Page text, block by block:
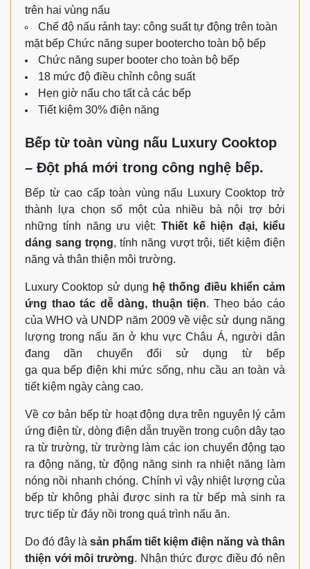
trên hai vùng nấu
Chế độ nấu rảnh tay: công suất tự động trên toàn
mặt bếp Chức năng super bootercho toàn bộ bếp
Chức năng super booter cho toàn bộ bếp
18 mức độ điều chỉnh công suất
Hẹn giờ nấu cho tất cả các bếp
Tiết kiệm 30% điện năng
Bếp từ toàn vùng nấu Luxury Cooktop
– Đột phá mới trong công nghệ bếp.
Bếp từ cao cấp toàn vùng nấu Luxury Cooktop trở
thành lựa chọn số một của nhiều bà nội trợ bởi
những tính năng ưu việt: Thiết kế hiện đại, kiểu
dáng sang trọng, tính năng vượt trội, tiết kiệm điện
năng và thân thiện môi trường.
Luxury Cooktop sử dụng hệ thống điều khiển cảm
ứng thao tác dễ dàng, thuận tiện. Theo báo cáo
của WHO và UNDP năm 2009 về việc sử dụng năng
lượng trong nấu ăn ở khu vực Châu Á, người dân
đang dần chuyển đổi sử dụng từ bếp
ga qua bếp điện khi mức sống, nhu cầu an toàn và
tiết kiệm ngày càng cao.
Về cơ bản bếp từ hoạt động dựa trên nguyên lý cảm
ứng điện từ, dòng điện dẫn truyền trong cuộn dây tạo
ra từ trường, từ trường làm các ion chuyển động tạo
ra động năng, từ động năng sinh ra nhiệt năng làm
nóng nồi nhanh chóng. Chính vì vậy nhiệt lượng của
bếp từ không phải được sinh ra từ bếp mà sinh ra
trực tiếp từ đáy nồi trong quá trình nấu ăn.
Do đó đây là sản phẩm tiết kiệm điện năng và thân
thiện với môi trường. Nhận thức được điều đó nên